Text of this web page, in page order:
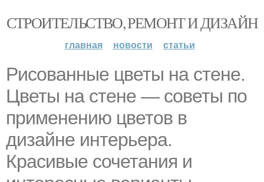
СТРОИТЕЛЬСТВО, РЕМОНТ И ДИЗАЙН
главная новости статьи
Рисованные цветы на стене.
Цветы на стене — советы по
применению цветов в
дизайне интерьера.
Красивые сочетания и